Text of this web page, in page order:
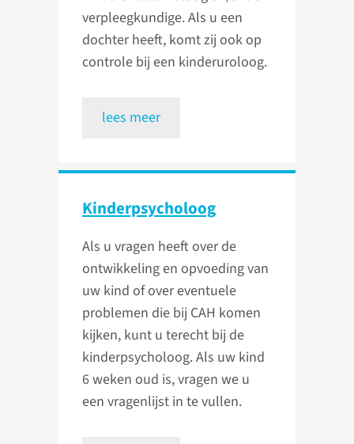
verpleegkundige. Als u een
dochter heeft, komt zij ook op
controle bij een kinderuroloog.
lees meer
Kinder­psycholoog
Als u vragen heeft over de
ontwikkeling en opvoeding van
uw kind of over eventuele
problemen die bij CAH komen
kijken, kunt u terecht bij de
kinderpsycholoog. Als uw kind
6 weken oud is, vragen we u
een vragenlijst in te vullen.